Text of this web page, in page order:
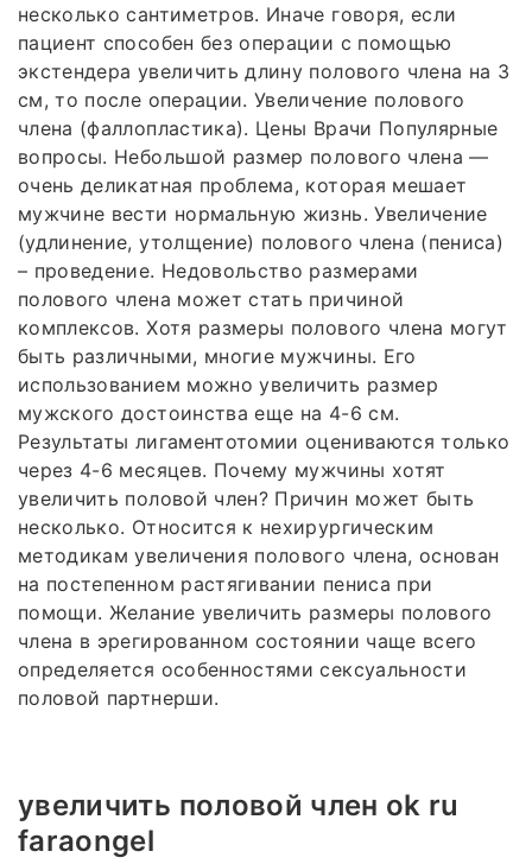
несколько сантиметров. Иначе говоря, если
пациент способен без операции с помощью
экстендера увеличить длину полового члена на 3
см, то после операции. Увеличение полового
члена (фаллопластика). Цены Врачи Популярные
вопросы. Небольшой размер полового члена —
очень деликатная проблема, которая мешает
мужчине вести нормальную жизнь. Увеличение
(удлинение, утолщение) полового члена (пениса)
– проведение. Недовольство размерами
полового члена может стать причиной
комплексов. Хотя размеры полового члена могут
быть различными, многие мужчины. Его
использованием можно увеличить размер
мужского достоинства еще на 4-6 см.
Результаты лигаментотомии оцениваются только
через 4-6 месяцев. Почему мужчины хотят
увеличить половой член? Причин может быть
несколько. Относится к нехирургическим
методикам увеличения полового члена, основан
на постепенном растягивании пениса при
помощи. Желание увеличить размеры полового
члена в эрегированном состоянии чаще всего
определяется особенностями сексуальности
половой партнерши.
увеличить половой член ok ru
faraongel